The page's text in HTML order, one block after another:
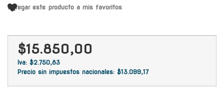
Agregar este producto a mis favoritos
$15.850,00
Iva: $2.750,83
Precio sin impuestos nacionales: $13.099,17